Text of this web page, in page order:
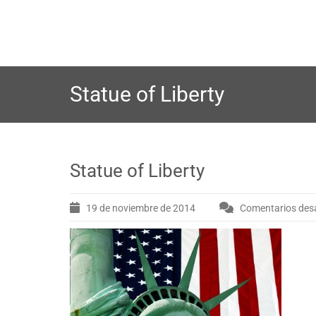
Statue of Liberty
Statue of Liberty
19 de noviembre de 2014 Comentarios